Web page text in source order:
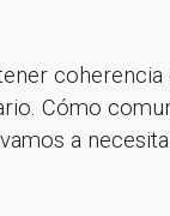
Cómo
a